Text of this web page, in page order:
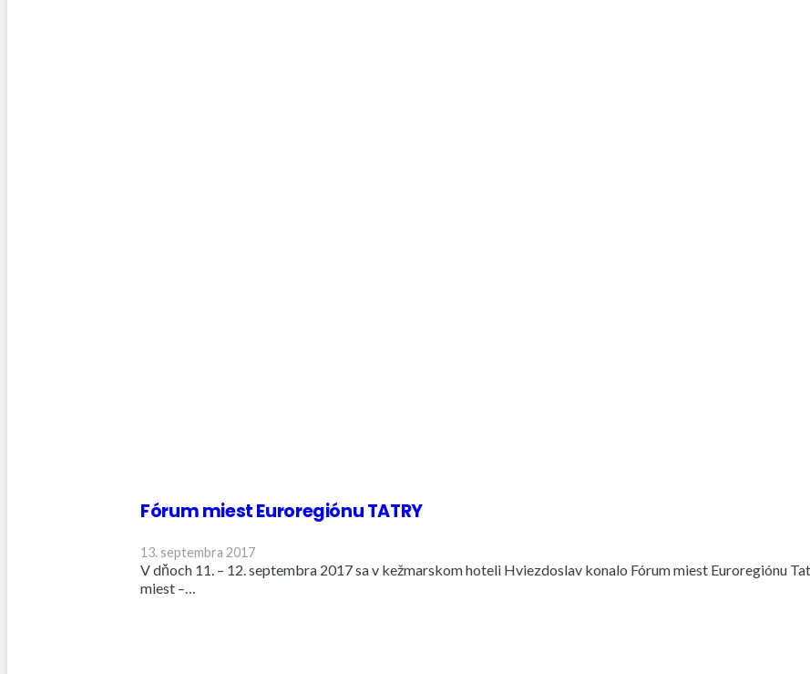
Fórum miest Euroregiónu TATRY
13. septembra 2017
V dňoch 11. – 12. septembra 2017 sa v kežmarskom hoteli Hviezdoslav konalo Fórum miest Euroregiónu
miest –…